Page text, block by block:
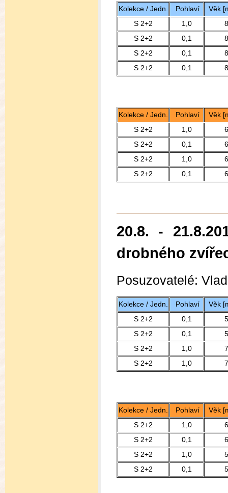
Kolekce / Jedn. Pohlaví
Věk
S 2+2
1,0
8
S 2+2
0,1
8
S 2+2
0,1
8
S 2+2
0,1 8
Kolekce / Jedn. Pohlaví
Věk
S 2+2
1,0
6
S 2+2
0,1
6
S 2+2
1,0
6
S 2+2
0,1 6
20.8. -
drobného
Posuzovatelé:
Kolekce / Jedn. Pohlaví
Věk
S 2+2
0,1
5
S 2+2
0,1
5
S 2+2
1,0
7
S 2+2
1,0 7
Kolekce / Jedn. Pohlaví
Věk
S 2+2
1,0
6
S 2+2
0,1
6
S 2+2
1,0
5
S 2+2
0,1 5